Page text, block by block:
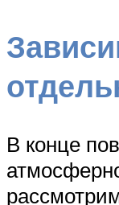
В конце